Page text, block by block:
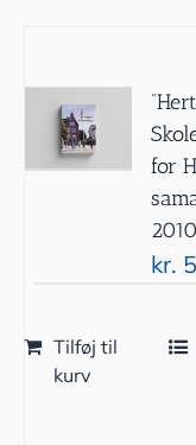
for
2010
kr.
Tilføj til
kurv